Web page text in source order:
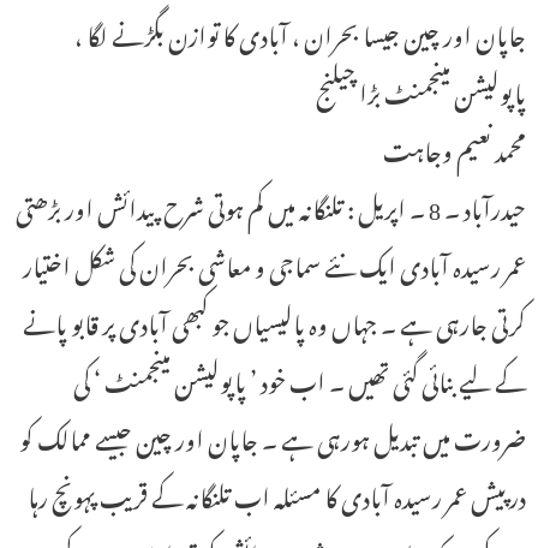
جاپان اور چین جیسا بحران ، آبادی کا توازن بگڑنے لگا ،
پاپولیشن مینجمنٹ بڑا چیلنج
محمد نعیم وجاہت
حیدرآباد ۔ 8 ۔ اپریل : تلنگانہ میں کم ہوتی شرح پیدائش اور بڑھتی
عمر رسیدہ آبادی ایک نئے سماجی و معاشی بحران کی شکل اختیار
کرتی جارہی ہے ۔ جہاں وہ پالیسیاں جو کبھی آبادی پر قابو پانے
کے لیے بنائی گئی تھیں ۔ اب خود ’ پاپولیشن مینجمنٹ ‘ کی
ضرورت میں تبدیل ہورہی ہے ۔ جاپان اور چین جیسے ممالک کو
درپیش عمر رسیدہ آبادی کا مسئلہ اب تلنگانہ کے قریب پہونچ رہا